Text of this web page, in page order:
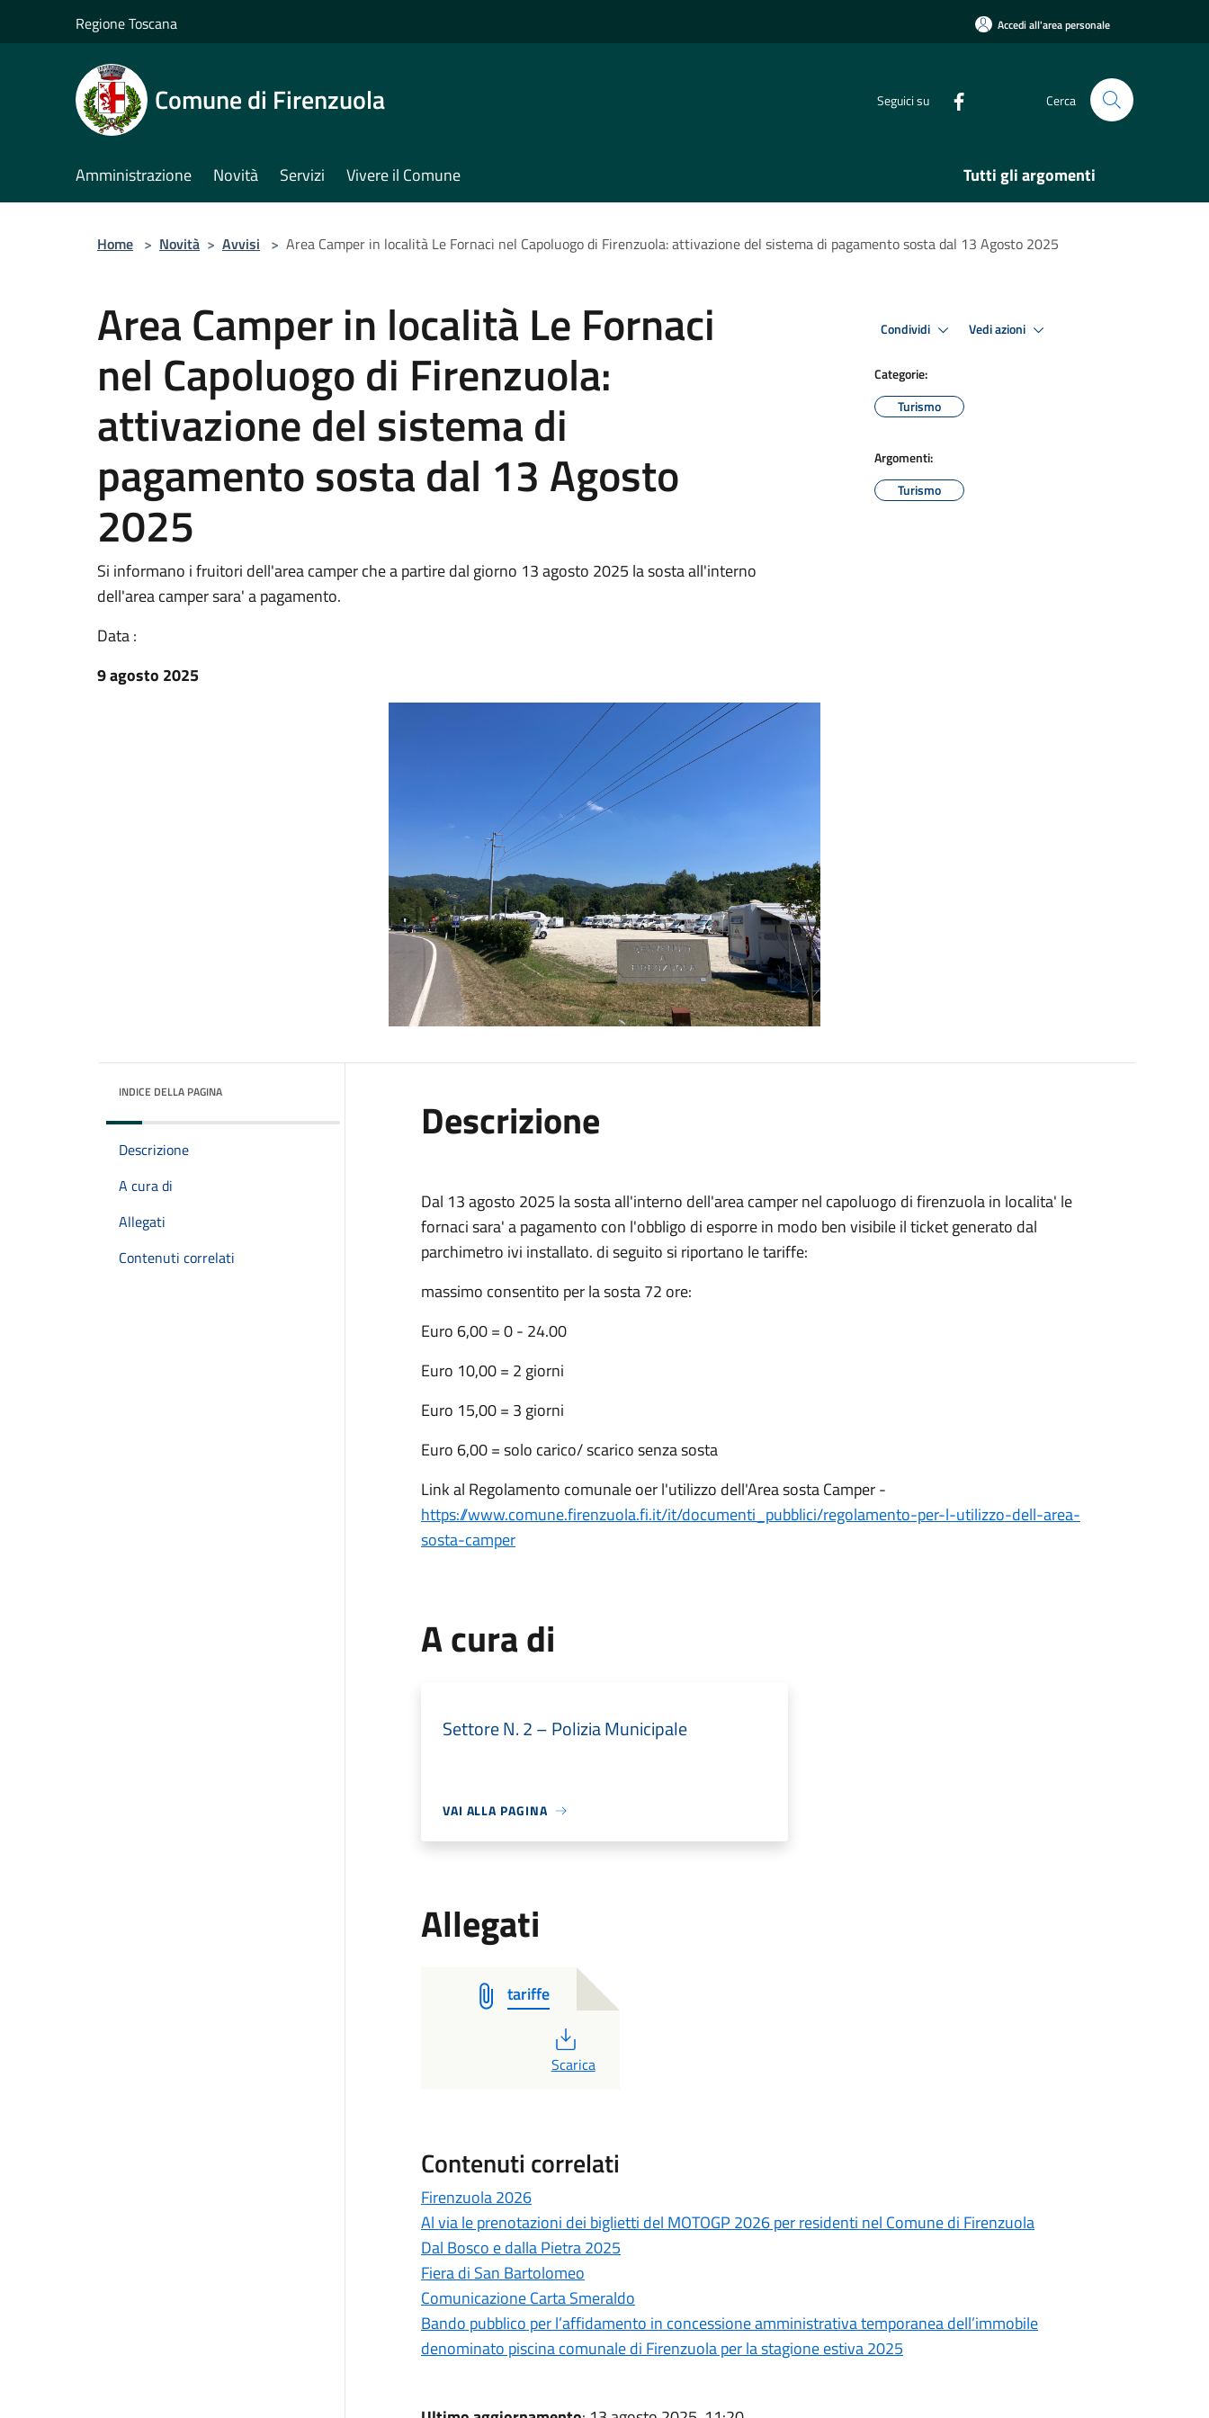
Regione Toscana Accedi all'area personale
Comune di Firenzuola Seguici su Cerca
Amministrazione Novità Servizi Vivere il Comune Tutti gli argomenti
Home > Novità > Avvisi > Area Camper in località Le Fornaci nel Capoluogo di Firenzuola: attivazione del sistema di pagamento sosta dal 13 Agosto 2025
Area Camper in località Le Fornaci
nel Capoluogo di Firenzuola:
attivazione del sistema di
pagamento sosta dal 13 Agosto
2025
Si informano i fruitori dell'area camper che a partire dal giorno 13 agosto 2025 la sosta all'interno
dell'area camper sara' a pagamento.
Data :
9 agosto 2025
Condividi Vedi azioni
Categorie:
Turismo
Argomenti:
Turismo
INDICE DELLA PAGINA
Descrizione
A cura di
Allegati
Contenuti correlati
Descrizione
Dal 13 agosto 2025 la sosta all'interno dell'area camper nel capoluogo di firenzuola in localita' le
fornaci sara' a pagamento con l'obbligo di esporre in modo ben visibile il ticket generato dal
parchimetro ivi installato. di seguito si riportano le tariffe:
massimo consentito per la sosta 72 ore:
Euro 6,00 = 0 - 24.00
Euro 10,00 = 2 giorni
Euro 15,00 = 3 giorni
Euro 6,00 = solo carico/ scarico senza sosta
Link al Regolamento comunale oer l'utilizzo dell'Area sosta Camper -
https://www.comune.firenzuola.fi.it/it/documenti_pubblici/regolamento-per-l-utilizzo-dell-area-
sosta-camper
A cura di
Settore N. 2 – Polizia Municipale
VAI ALLA PAGINA
Allegati
tariffe
PDF
Scarica
Contenuti correlati
Firenzuola 2026
Al via le prenotazioni dei biglietti del MOTOGP 2026 per residenti nel Comune di Firenzuola
Dal Bosco e dalla Pietra 2025
Fiera di San Bartolomeo
Comunicazione Carta Smeraldo
Bando pubblico per l’affidamento in concessione amministrativa temporanea dell’immobile
denominato piscina comunale di Firenzuola per la stagione estiva 2025